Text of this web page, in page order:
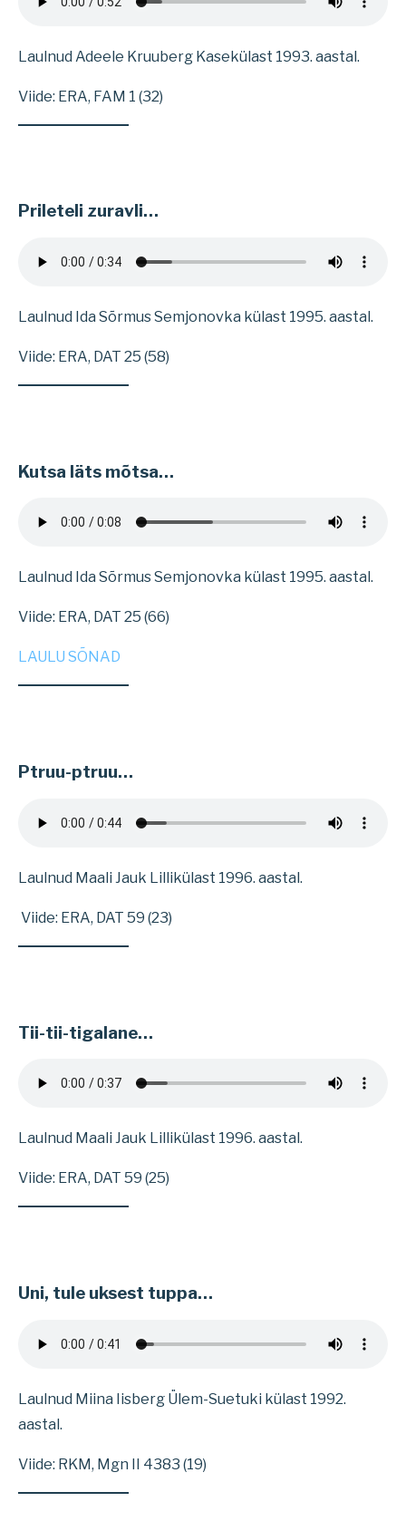
Laulnud Adeele Kruuberg Kasekülast 1993. aastal.
Viide: ERA, FAM 1 (32)
Prileteli zuravli…
Laulnud Ida Sõrmus Semjonovka külast 1995. aastal.
Viide: ERA, DAT 25 (58)
Kutsa läts mõtsa…
Laulnud Ida Sõrmus Semjonovka külast 1995. aastal.
Viide: ERA, DAT 25 (66)
LAULU SÕNAD
Ptruu-ptruu…
Laulnud Maali Jauk Lillikülast 1996. aastal.
Viide: ERA, DAT 59 (23)
Tii-tii-tigalane…
Laulnud Maali Jauk Lillikülast 1996. aastal.
Viide: ERA, DAT 59 (25)
Uni, tule uksest tuppa…
Laulnud Miina Iisberg Ülem-Suetuki külast 1992.
aastal.
Viide: RKM, Mgn II 4383 (19)